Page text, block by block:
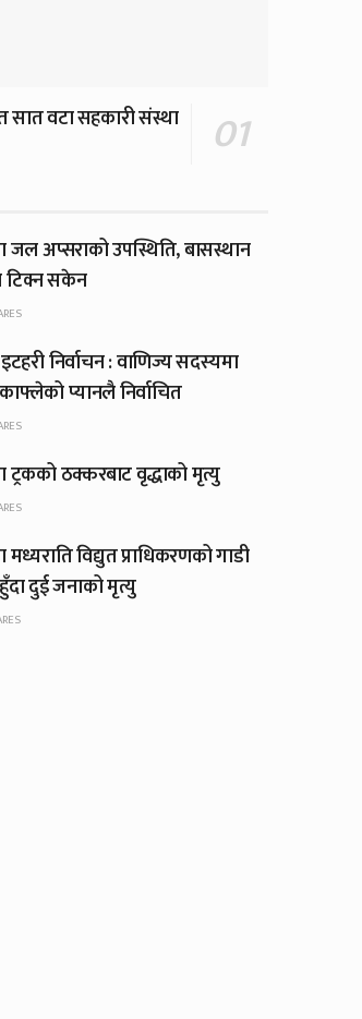
सात वटा सहकारी संस्था
जल अप्सराको उपस्थिति, बासस्थान
सकेन
निर्वाचन : वाणिज्य सदस्यमा
प्यानलै निर्वाचित
ट्रकको ठक्करबाट वृद्धाको मृत्यु
मध्यराति विद्युत प्राधिकरणको गाडी
दुई जनाको मृत्यु